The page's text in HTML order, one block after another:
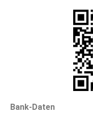
Bank-Daten